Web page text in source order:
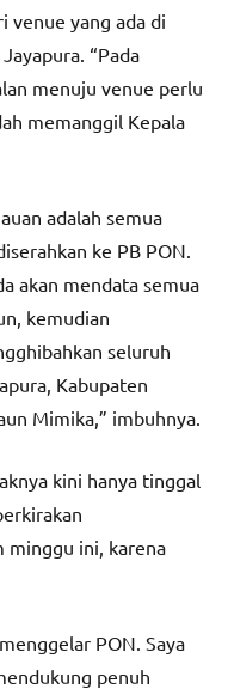
venue yang ada di
“Pada
menuju venue perlu
memanggil Kepala
adalah semua
ke PB PON.
akan mendata semua
kemudian
seluruh
Kabupaten
Mimika,” imbuhnya.
kini hanya tinggal
minggu ini, karena
PON. Saya
penuh